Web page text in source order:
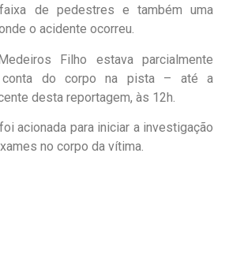
de pedestres e também uma
o acidente ocorreu.
Filho estava parcialmente
conta do corpo na pista – até a
desta reportagem, às 12h.
acionada para iniciar a investigação
no corpo da vítima.